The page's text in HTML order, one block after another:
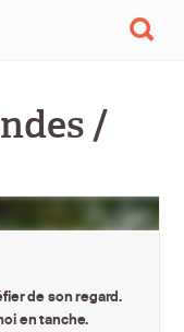
photo
/
de son regard.
en tanche.